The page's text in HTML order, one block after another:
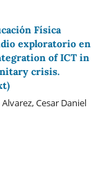
Física
exploratorio en
of ICT in
crisis.
Cesar Daniel